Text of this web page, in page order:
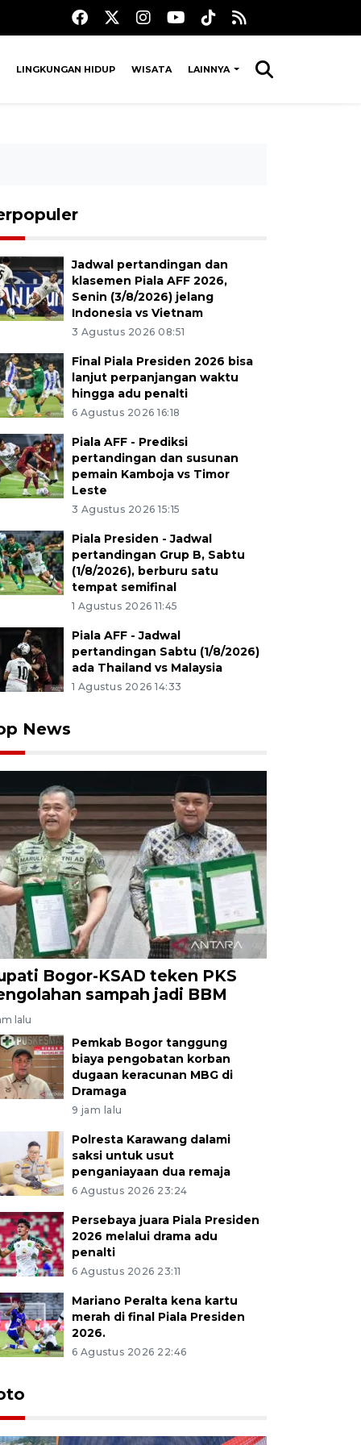
LINGKUNGAN HIDUP WISATA LAINNYA
Jadwal pertandingan dan
klasemen Piala AFF 2026,
Senin (3/8/2026) jelang
Indonesia vs Vietnam
3 Agustus 2026 08:51
Final Piala Presiden 2026 bisa
lanjut perpanjangan waktu
hingga adu penalti
6 Agustus 2026 16:18
Piala AFF - Prediksi
pertandingan dan susunan
pemain Kamboja vs Timor
Leste
3 Agustus 2026 15:15
Piala Presiden - Jadwal
pertandingan Grup B, Sabtu
(1/8/2026), berburu satu
tempat semifinal
1 Agustus 2026 11:45
Piala AFF - Jadwal
pertandingan Sabtu (1/8/2026)
ada Thailand vs Malaysia
1 Agustus 2026 14:33
News
Bogor-KSAD teken PKS
sampah jadi BBM
lalu
Pemkab Bogor tanggung
biaya pengobatan korban
dugaan keracunan MBG di
Dramaga
9 jam lalu
Polresta Karawang dalami
saksi untuk usut
penganiayaan dua remaja
6 Agustus 2026 23:24
Persebaya juara Piala Presiden
2026 melalui drama adu
penalti
6 Agustus 2026 23:11
Mariano Peralta kena kartu
merah di final Piala Presiden
2026.
6 Agustus 2026 22:46